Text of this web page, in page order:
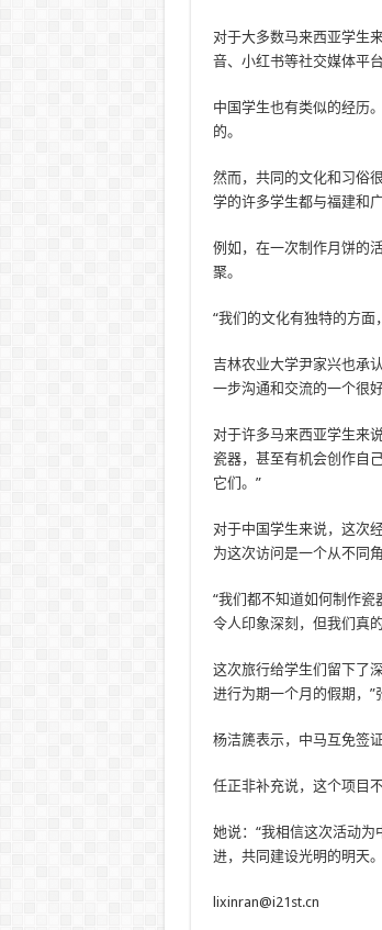
对于大多数马来西亚学生
音、小红书等社交媒体平
中国学生也有类似的经历
的。
然而，共同的文化和习俗
学的许多学生都与福建和
例如，在一次制作月饼的
聚。
“我们的文化有独特的方面
吉林农业大学尹家兴也承
一步沟通和交流的一个很
对于许多马来西亚学生来
瓷器，甚至有机会创作自
它们。”
对于中国学生来说，这次
为这次访问是一个从不同
“我们都不知道如何制作瓷
令人印象深刻，但我们真
这次旅行给学生们留下了
进行为期一个月的假期，”
杨洁篪表示，中马互免签
任正非补充说，这个项目
她说：“我相信这次活动
进，共同建设光明的明天。
lixinran@i21st.cn